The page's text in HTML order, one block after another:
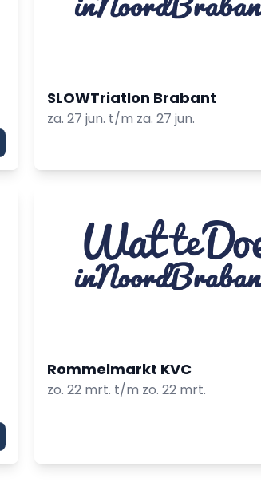
SLOWTriatlon Brabant
za. 27 jun. t/m za. 27 jun.
Rommelmarkt KVC
zo. 22 mrt. t/m zo. 22 mrt.